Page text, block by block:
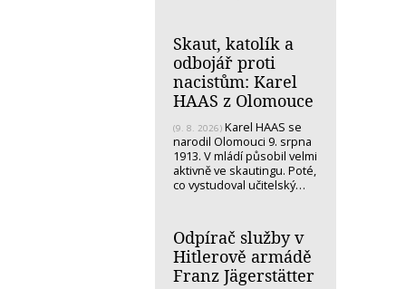
Skaut, katolík a
odbojář proti
nacistům: Karel
HAAS z Olomouce
(9. 8. 2026) Karel HAAS se
narodil Olomouci 9. srpna
1913. V mládí působil velmi
aktivně ve skautingu. Poté,
co vystudoval učitelský…
Odpírač služby v
Hitlerově armádě
Franz Jägerstätter